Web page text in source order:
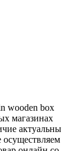
wooden box
магазинах
актуальны